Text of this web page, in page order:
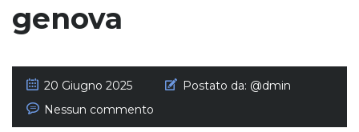
genova
20 Giugno 2025 Postato da: @dmin
Nessun commento